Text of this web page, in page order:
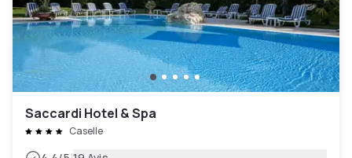
Saccardi Hotel & Spa
Caselle